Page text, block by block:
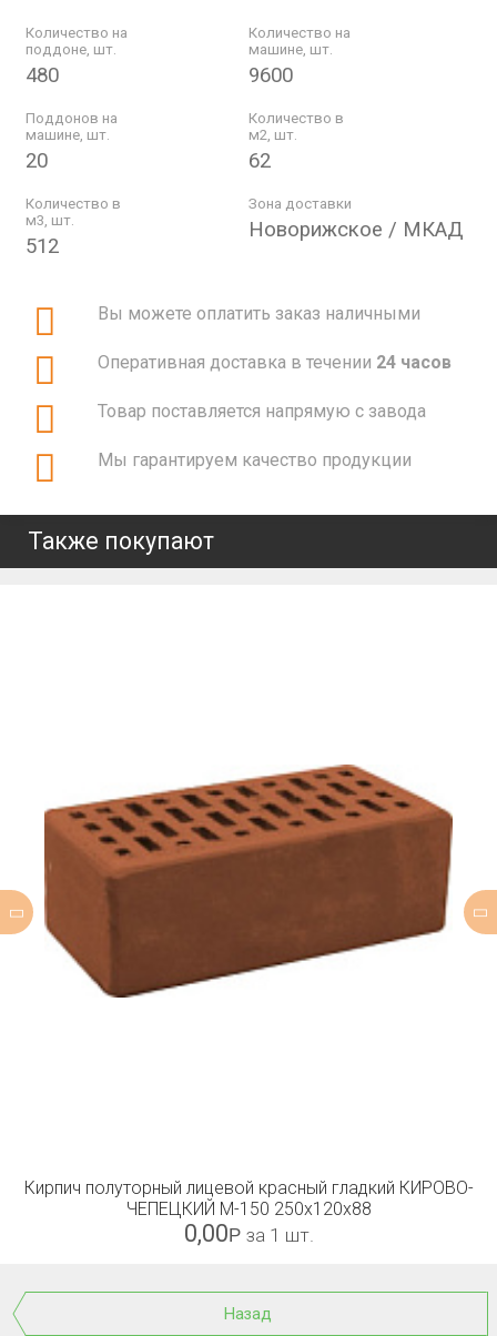
Количество на
поддоне, шт.
480
Количество на
машине, шт.
9600
Поддонов на
машине, шт.
20
Количество в
м2, шт.
62
Количество в
м3, шт.
512
Зона доставки
Новорижское / МКАД
Вы можете оплатить заказ наличными
Оперативная доставка в течении 24 часов
Товар поставляется напрямую с завода
Мы гарантируем качество продукции
Также покупают
Кирпич полуторный лицевой красный гладкий КИРОВО-
ЧЕПЕЦКИЙ М-150 250x120x88
0,00Р за 1 шт.
Назад